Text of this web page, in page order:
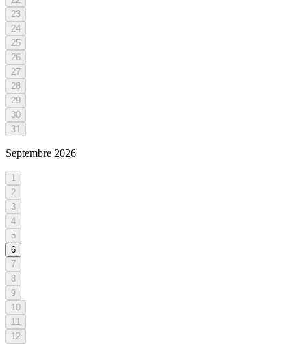
23
24
25
26
27
28
29
30
31
Septembre 2026
1
2
3
4
5
6
7
8
9
10
11
12